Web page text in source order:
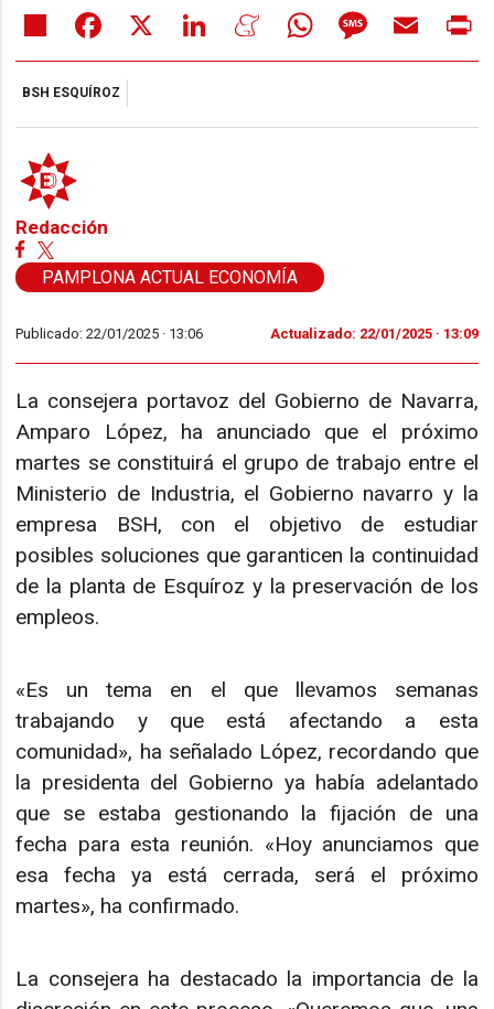
Share Facebook LinkedIn MeneameWhatsAppMessageEmail
BSH ESQUÍROZ
Redacción
PAMPLONA ACTUAL ECONOMÍA
Publicado: 22/01/2025 · 13:06 Actualizado: 22/01/2025 · 13:09
La consejera portavoz del Gobierno de Navarra,
Amparo López, ha anunciado que el próximo
martes se constituirá el grupo de trabajo entre el
Ministerio de Industria, el Gobierno navarro y la
empresa BSH, con el objetivo de estudiar
posibles soluciones que garanticen la continuidad
de la planta de Esquíroz y la preservación de los
empleos.
«Es un tema en el que llevamos semanas
trabajando y que está afectando a esta
comunidad», ha señalado López, recordando que
la presidenta del Gobierno ya había adelantado
que se estaba gestionando la fijación de una
fecha para esta reunión. «Hoy anunciamos que
esa fecha ya está cerrada, será el próximo
martes», ha confirmado.
La consejera ha destacado la importancia de la